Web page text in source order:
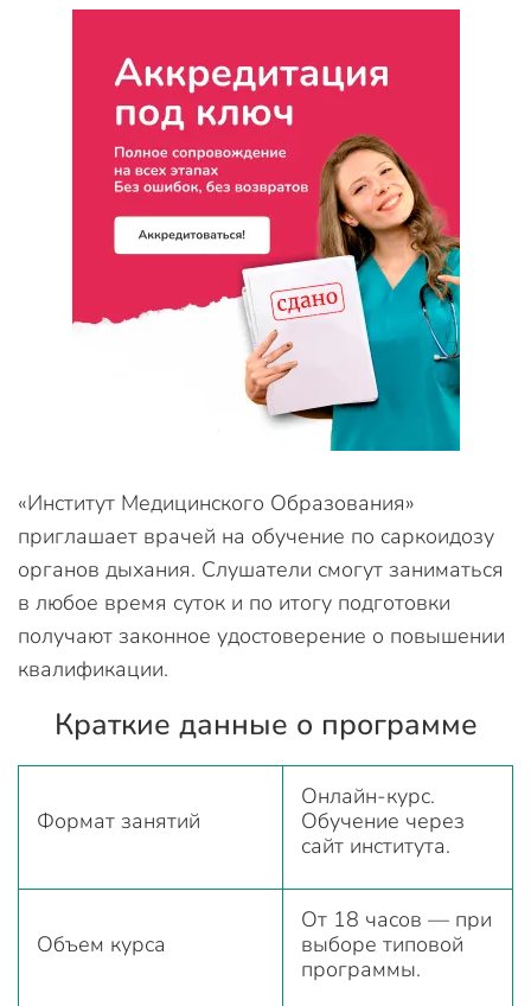
«Институт Медицинского Образования»
приглашает врачей на обучение по саркоидозу
органов дыхания. Слушатели смогут заниматься
в любое время суток и по итогу подготовки
получают законное удостоверение о повышении
квалификации.
Краткие данные о программе
Формат занятий
Онлайн-курс.
Обучение через
сайт института.
Объем курса
От 18 часов — при
выборе типовой
программы.